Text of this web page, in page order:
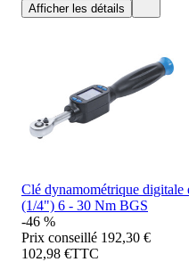
Afficher les détails
Clé dynamométrique digitale
(1/4") 6 - 30 Nm BGS
-46 %
Prix conseillé 192,30 €
102,98 €TTC